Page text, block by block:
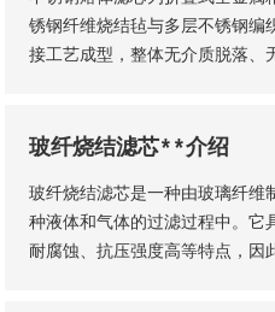
锈钢纤维烧结毡与多层不锈钢编
接工艺成型，整体无介质脱落、
玻纤烧结滤芯**介绍
玻纤烧结滤芯是一种由玻璃纤维
种液体和气体的过滤过程中。它
耐腐蚀、抗压强度高等特点，因